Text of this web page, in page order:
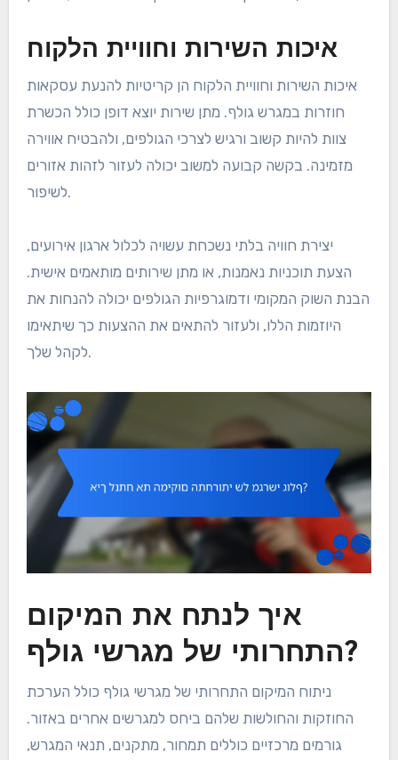
איכות השירות וחוויית הלקוח
איכות השירות וחוויית הלקוח הן קריטיות להנעת עסקאות
חוזרות במגרש גולף. מתן שירות יוצא דופן כולל הכשרת
צוות להיות קשוב ורגיש לצרכי הגולפים, ולהבטיח אווירה
מזמינה. בקשה קבועה למשוב יכולה לעזור לזהות אזורים
לשיפור.
יצירת חוויה בלתי נשכחת עשויה לכלול ארגון אירועים,
הצעת תוכניות נאמנות, או מתן שירותים מותאמים אישית.
הבנת השוק המקומי ודמוגרפיות הגולפים יכולה להנחות את
היוזמות הללו, ולעזור להתאים את ההצעות כך שיתאימו
לקהל שלך.
איך לנתח את המיקום
התחרותי של מגרשי גולף?
ניתוח המיקום התחרותי של מגרשי גולף כולל הערכת
החוזקות והחולשות שלהם ביחס למגרשים אחרים באזור.
גורמים מרכזיים כוללים תמחור, מתקנים, תנאי המגרש,